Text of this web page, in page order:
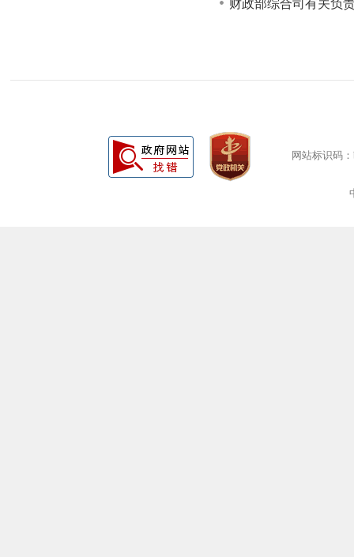
财政部综合司有关负
网站标识码